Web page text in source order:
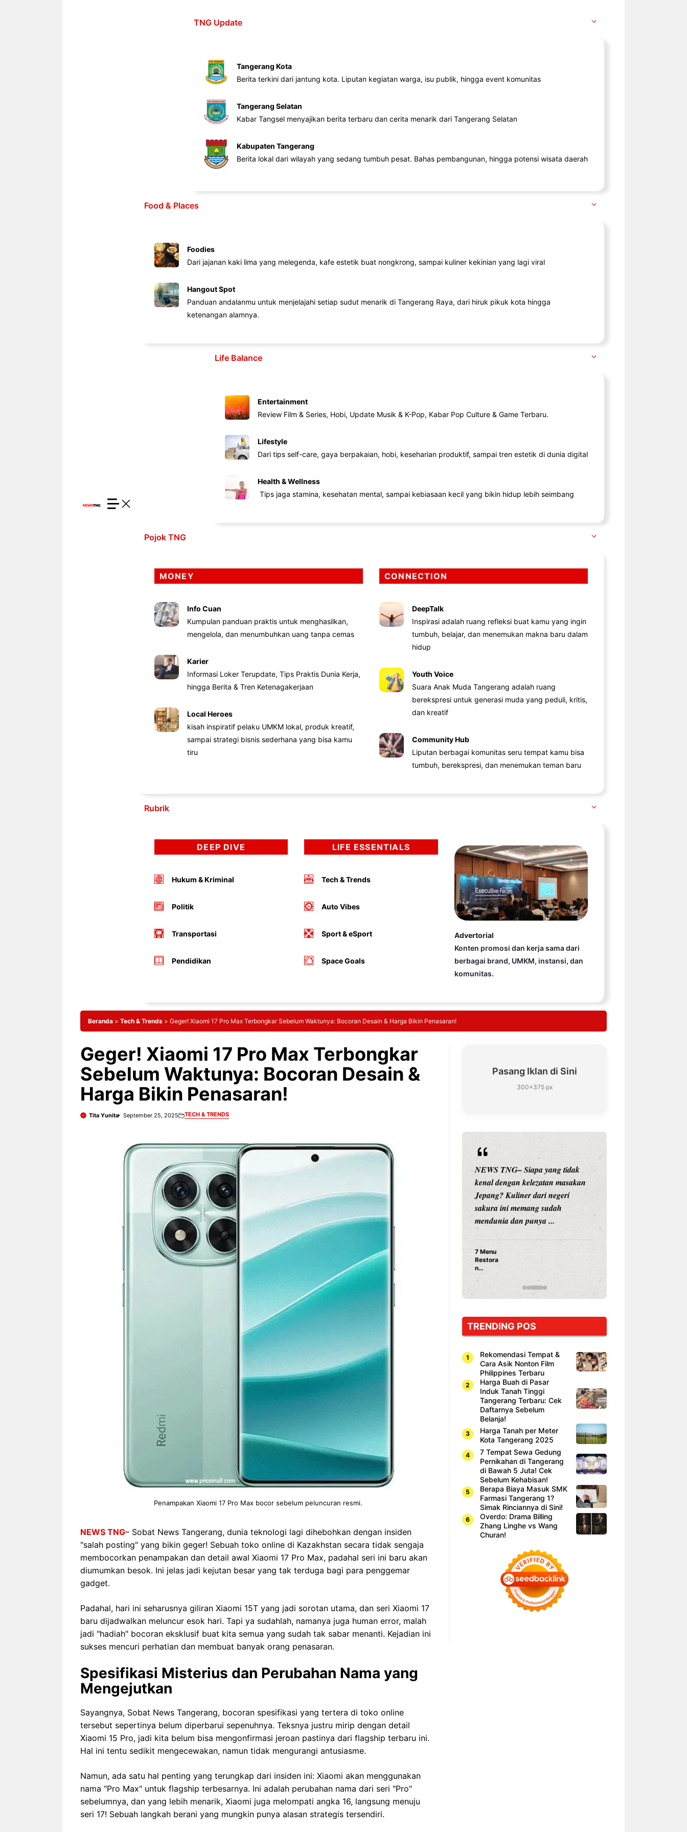
TNG Update
Tangerang Kota
Berita terkini dari jantung kota. Liputan kegiatan warga, isu publik, hingga event komunitas
Tangerang Selatan
Kabar Tangsel menyajikan berita terbaru dan cerita menarik dari Tangerang Selatan
Kabupaten Tangerang
Berita lokal dari wilayah yang sedang tumbuh pesat. Bahas pembangunan, hingga potensi wisata daerah
Food & Places
Foodies
Dari jajanan kaki lima yang melegenda, kafe estetik buat nongkrong, sampai kuliner kekinian yang lagi viral
Hangout Spot
Panduan andalanmu untuk menjelajahi setiap sudut menarik di Tangerang Raya, dari hiruk pikuk kota hingga
ketenangan alamnya.
Life Balance
Entertainment
Review Film & Series, Hobi, Update Musik & K-Pop, Kabar Pop Culture & Game Terbaru.
Lifestyle
Dari tips self-care, gaya berpakaian, hobi, keseharian produktif, sampai tren estetik di dunia digital
Health & Wellness
Tips jaga stamina, kesehatan mental, sampai kebiasaan kecil yang bikin hidup lebih seimbang
Pojok TNG
MONEY
Info Cuan
Kumpulan panduan praktis untuk menghasilkan,
mengelola, dan menumbuhkan uang tanpa cemas
Karier
Informasi Loker Terupdate, Tips Praktis Dunia Kerja,
hingga Berita & Tren Ketenagakerjaan
Local Heroes
kisah inspiratif pelaku UMKM lokal, produk kreatif,
sampai strategi bisnis sederhana yang bisa kamu
tiru
CONNECTION
DeepTalk
Inspirasi adalah ruang refleksi buat kamu yang ingin
tumbuh, belajar, dan menemukan makna baru dalam
hidup
Youth Voice
Suara Anak Muda Tangerang adalah ruang
berekspresi untuk generasi muda yang peduli, kritis,
dan kreatif
Community Hub
Liputan berbagai komunitas seru tempat kamu bisa
tumbuh, berekspresi, dan menemukan teman baru
Rubrik
DEEP DIVE
Hukum & Kriminal
Politik
Transportasi
Pendidikan
LIFE ESSENTIALS
Tech & Trends
Auto Vibes
Sport & eSport
Space Goals
Advertorial
Konten promosi dan kerja sama dari
berbagai brand, UMKM, instansi, dan
komunitas.
Beranda > Tech & Trends > Geger! Xiaomi 17 Pro Max Terbongkar Sebelum Waktunya: Bocoran Desain & Harga Bikin Penasaran!
Geger! Xiaomi 17 Pro Max Terbongkar
Sebelum Waktunya: Bocoran Desain &
Harga Bikin Penasaran!
Tita Yunita September 25, 2025 TECH & TRENDS
Penampakan Xiaomi 17 Pro Max bocor sebelum peluncuran resmi.
NEWS TNG– Sobat News Tangerang, dunia teknologi lagi dihebohkan dengan insiden
"salah posting" yang bikin geger! Sebuah toko online di Kazakhstan secara tidak sengaja
membocorkan penampakan dan detail awal Xiaomi 17 Pro Max, padahal seri ini baru akan
diumumkan besok. Ini jelas jadi kejutan besar yang tak terduga bagi para penggemar
gadget.
Padahal, hari ini seharusnya giliran Xiaomi 15T yang jadi sorotan utama, dan seri Xiaomi 17
baru dijadwalkan meluncur esok hari. Tapi ya sudahlah, namanya juga human error, malah
jadi "hadiah" bocoran eksklusif buat kita semua yang sudah tak sabar menanti. Kejadian ini
sukses mencuri perhatian dan membuat banyak orang penasaran.
Spesifikasi Misterius dan Perubahan Nama yang
Mengejutkan
Sayangnya, Sobat News Tangerang, bocoran spesifikasi yang tertera di toko online
tersebut sepertinya belum diperbarui sepenuhnya. Teksnya justru mirip dengan detail
Xiaomi 15 Pro, jadi kita belum bisa mengonfirmasi jeroan pastinya dari flagship terbaru ini.
Hal ini tentu sedikit mengecewakan, namun tidak mengurangi antusiasme.
Namun, ada satu hal penting yang terungkap dari insiden ini: Xiaomi akan menggunakan
nama "Pro Max" untuk flagship terbesarnya. Ini adalah perubahan nama dari seri "Pro"
sebelumnya, dan yang lebih menarik, Xiaomi juga melompati angka 16, langsung menuju
seri 17! Sebuah langkah berani yang mungkin punya alasan strategis tersendiri.
Pasang Iklan di Sini
300×375 px
Ayam Panggang! Cuma Rp
NEWS TNG– Bandung –
Menyambut pergantian tahun
2026, restoran all you can eat
Kakkoii All You Can Eat Bandung
menghadirkan ...
Sambut 2026, Kakkoii
Bandung Hadirkan Pesta All
You Can Eat Mulai Rp
buat iseng-iseng, eh ternyata malah
jadi peluang bisnis yang
menguntungkan? ...
Dari Iseng Jadi Cuan: Kisah
TUM_ATUL yang Ubah
Hampers Jadi Bisnis Kece
NEWS TNG– Siapa yang tidak
kenal dengan kelezatan masakan
Jepang? Kuliner dari negeri
sakura ini memang sudah
mendunia dan punya ...
7 Menu
Restora
n
yang
Dicoba,
Cuma
Sushi!
TRENDING POS
Rekomendasi Tempat &
Cara Asik Nonton Film
Philippines Terbaru
Harga Buah di Pasar
Induk Tanah Tinggi
Tangerang Terbaru: Cek
Daftarnya Sebelum
Belanja!
Harga Tanah per Meter
Kota Tangerang 2025
7 Tempat Sewa Gedung
Pernikahan di Tangerang
di Bawah 5 Juta! Cek
Sebelum Kehabisan!
Berapa Biaya Masuk SMK
Farmasi Tangerang 1?
Simak Rinciannya di Sini!
Overdo: Drama Billing
Zhang Linghe vs Wang
Churan!